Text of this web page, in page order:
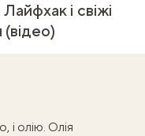
Лайфхак і свіжі
і олію. Олія